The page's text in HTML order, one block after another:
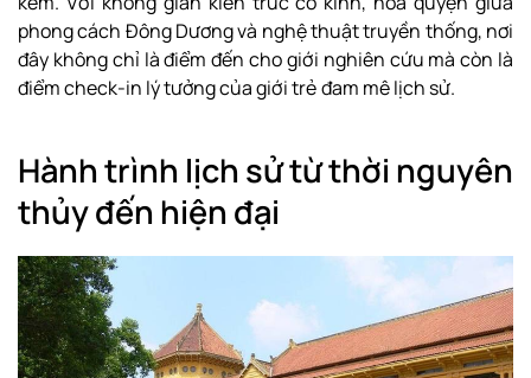
phong cách Đông Dương và nghệ thuật truyền thống, nơi
đây không chỉ là điểm đến cho giới nghiên cứu mà còn là
điểm check-in lý tưởng của giới trẻ đam mê lịch sử.
Hành trình lịch sử từ thời nguyên
thủy đến hiện đại